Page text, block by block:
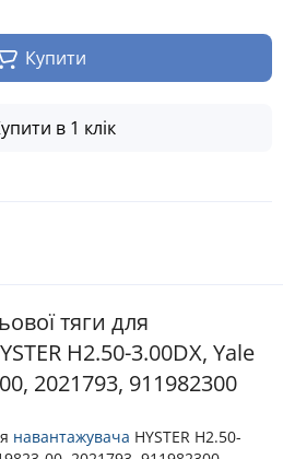
Купити
в 1 клік
тяги для
H2.50-3.00DX, Yale
2021793, 911982300
навантажувача HYSTER H2.50-